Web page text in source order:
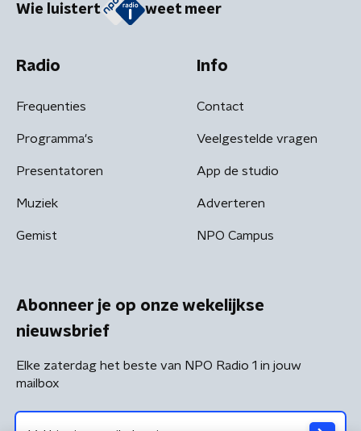
Wie luistert weet meer
Radio
Frequenties
Programma's
Presentatoren
Muziek
Gemist
Info
Contact
Veelgestelde vragen
App de studio
Adverteren
NPO Campus
Abonneer je op onze wekelijkse
nieuwsbrief
Elke zaterdag het beste van NPO Radio 1 in jouw
mailbox